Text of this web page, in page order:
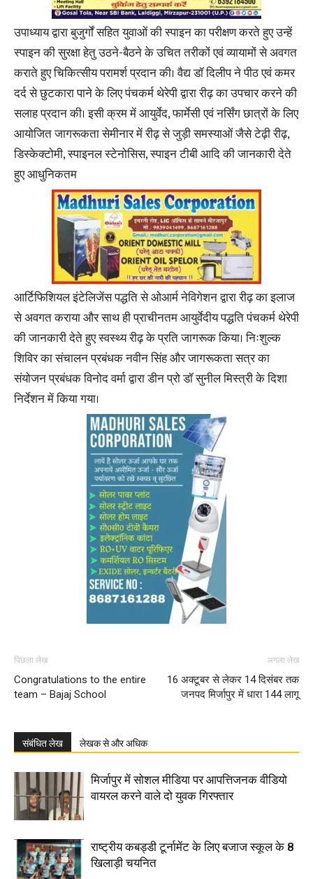
उपाध्याय द्वारा बुजुर्गों सहित युवाओं की स्पाइन का परीक्षण करते हुए उन्हें
स्पाइन की सुरक्षा हेतु उठने-बैठने के उचित तरीकों एवं व्यायामों से अवगत
कराते हुए चिकित्सीय परामर्श प्रदान की। वैद्य डॉ दिलीप ने पीठ एवं कमर
दर्द से छुटकारा पाने के लिए पंचकर्म थेरेपी द्वारा रीढ़ का उपचार करने की
सलाह प्रदान की। इसी क्रम में आयुर्वेद, फार्मेसी एवं नर्सिंग छात्रों के लिए
आयोजित जागरूकता सेमीनार में रीढ़ से जुड़ी समस्याओं जैसे टेढ़ी रीढ़,
डिस्केक्टोमी, स्पाइनल स्टेनोसिस, स्पाइन टीबी आदि की जानकारी देते
हुए आधुनिकतम
आर्टिफिशियल इंटेलिजेंस पद्धति से ओआर्म नेविगेशन द्वारा रीढ़ का इलाज
से अवगत कराया और साथ ही प्राचीनतम आयुर्वेदीय पद्धति पंचकर्म थेरेपी
की जानकारी देते हुए स्वस्थ्य रीढ़ के प्रति जागरूक किया। निःशुल्क
शिविर का संचालन प्रबंधक नवीन सिंह और जागरूकता सत्र का
संयोजन प्रबंधक विनोद वर्मा द्वारा डीन प्रो डॉ सुनील मिस्त्री के दिशा
निर्देशन में किया गया।
पिछला लेख
Congratulations to the entire
team – Bajaj School
अगला लेख
16 अक्टूबर से लेकर 14 दिसंबर तक
जनपद मिर्जापुर में धारा 144 लागू
संबंधित लेख लेखक से और अधिक
मिर्जापुर में सोशल मीडिया पर आपत्तिजनक वीडियो
वायरल करने वाले दो युवक गिरफ्तार
राष्ट्रीय कबड्डी टूर्नामेंट के लिए बजाज स्कूल के 8
खिलाड़ी चयनित